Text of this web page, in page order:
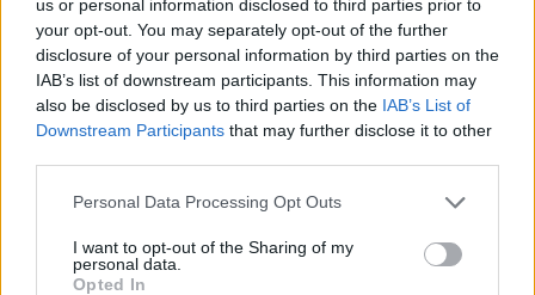
us or personal information disclosed to third parties prior to
your opt-out. You may separately opt-out of the further
disclosure of your personal information by third parties on the
IAB’s list of downstream participants. This information may
also be disclosed by us to third parties on the IAB’s List of
Downstream Participants that may further disclose it to other
Personal Data Processing Opt Outs
I want to opt-out of the Sharing of my
personal data.
Opted In
WYŚLIJ
ZOBACZ INNE DYSKUSJE
gość